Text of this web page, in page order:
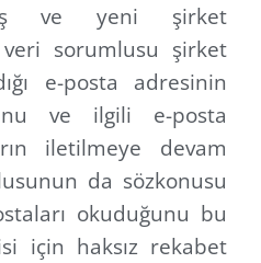
ve yeni şirket
sorumlusu şirket
e-posta adresinin
ve ilgili e-posta
iletilmeye devam
da sözkonusu
okuduğunu bu
için haksız rekabet